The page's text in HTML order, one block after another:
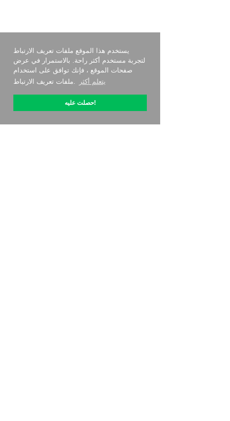
يستخدم هذا الموقع ملفات تعريف الارتباط
لتجربة مستخدم أكثر راحة. بالاستمرار في عرض
صفحات الموقع ، فإنك توافق على استخدام
ملفات تعريف الارتباط.
يتعلم أكثر
حصلت عليه!